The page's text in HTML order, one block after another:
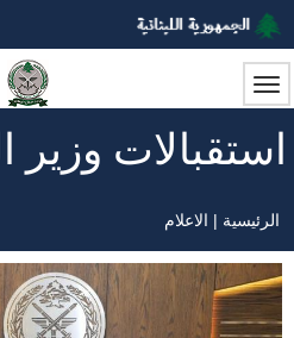
تجاوز
إلى
المحتوى
الرئيسي
استقبالات وزير
مسار
التنقل
الرئيسية الاعلام